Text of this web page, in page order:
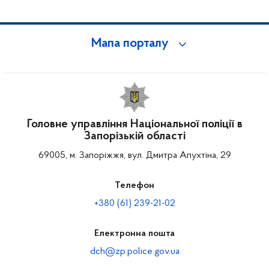
Мапа порталу
Головне управління Національної поліції в
Запорізькій області
69005, м. Запоріжжя, вул. Дмитра Апухтіна, 29
Телефон
+380 (61) 239-21-02
Електронна пошта
dch@zp.police.gov.ua